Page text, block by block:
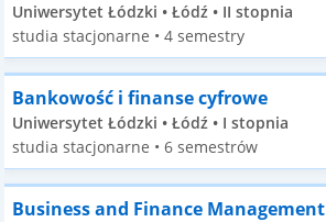
Uniwersytet Łódzki • Łódź • II stopnia
studia stacjonarne • 4 semestry
Bankowość i finanse cyfrowe
Uniwersytet Łódzki • Łódź • I stopnia
studia stacjonarne • 6 semestrów
Business and Finance Management